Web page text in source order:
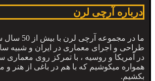
درباره آرچی لرن
ما در مجموعه آرچی لرن
طراحی و اجرای معماری در ایران و شبیه
در آمریکا و روسیه ، با تمرکز روی معماری
همواره میکوشیم که با هم در باغی از هنر
بکشیم.